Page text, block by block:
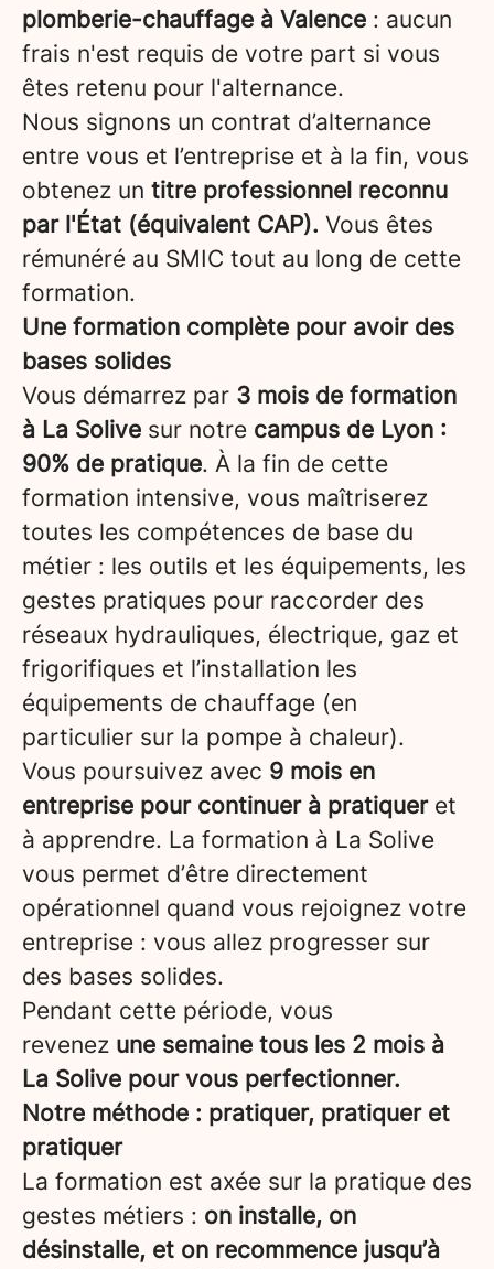
plomberie-chauffage à Valence : aucun
frais n'est requis de votre part si vous
êtes retenu pour l'alternance.
Nous signons un contrat d’alternance
entre vous et l’entreprise et à la fin, vous
obtenez un titre professionnel reconnu
par l'État (équivalent CAP). Vous êtes
rémunéré au SMIC tout au long de cette
formation.
Une formation complète pour avoir des
bases solides
Vous démarrez par 3 mois de formation
à La Solive sur notre campus de Lyon :
90% de pratique. À la fin de cette
formation intensive, vous maîtriserez
toutes les compétences de base du
métier : les outils et les équipements, les
gestes pratiques pour raccorder des
réseaux hydrauliques, électrique, gaz et
frigorifiques et l’installation les
équipements de chauffage (en
particulier sur la pompe à chaleur).
Vous poursuivez avec 9 mois en
entreprise pour continuer à pratiqueret
à apprendre. La formation à La Solive
vous permet d’être directement
opérationnel quand vous rejoignez votre
entreprise : vous allez progresser sur
des bases solides.
Pendant cette période, vous
revenez une semaine tous les 2 mois à
La Solive pour vous perfectionner.
Notre méthode : pratiquer, pratiquer et
pratiquer
La formation est axée sur la pratique des
gestes métiers : on installe, on
désinstalle, et on recommence jusqu’à